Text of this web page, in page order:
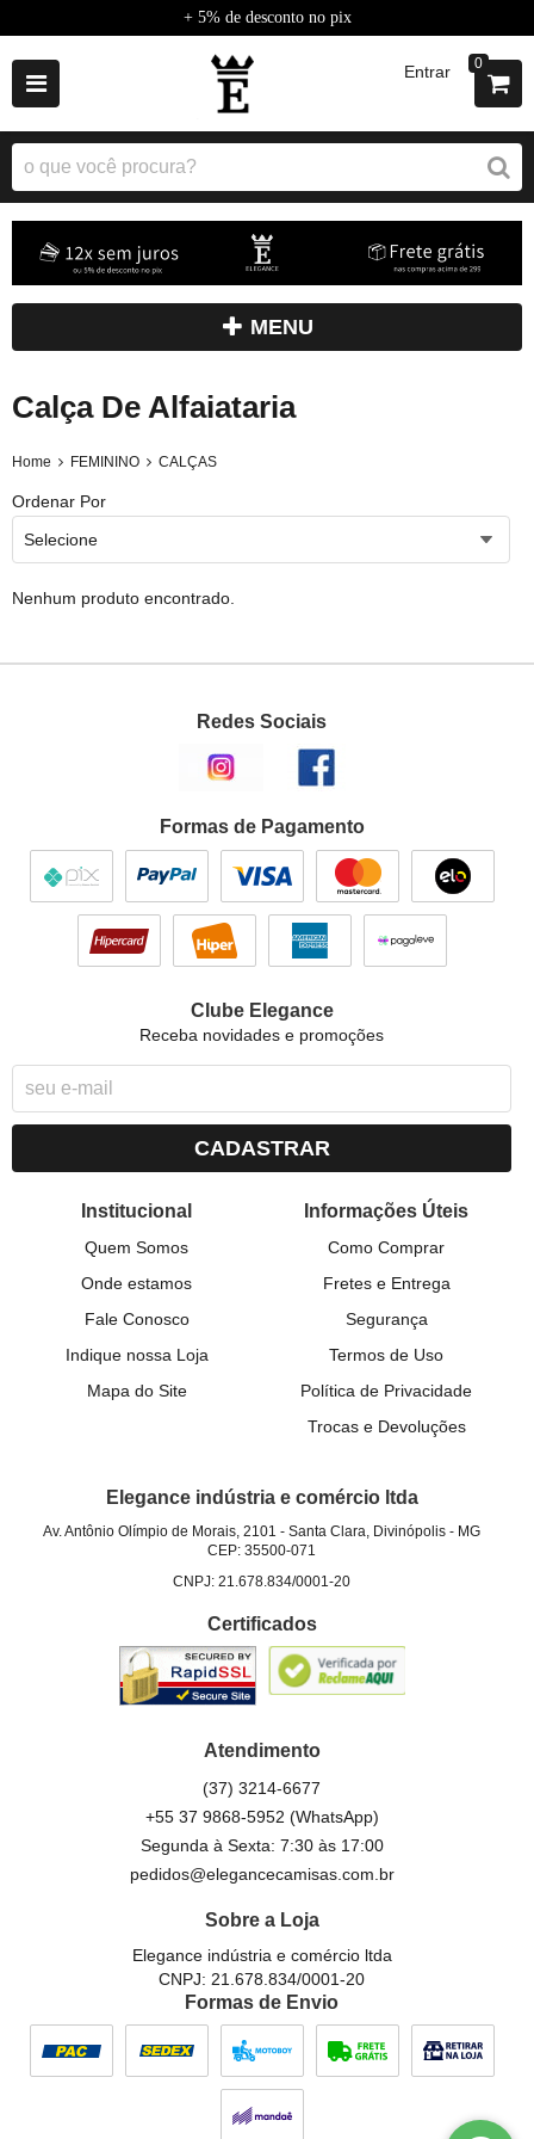
+ 5% de desconto no pix
Entrar 0
MENU
Calça De Alfaiataria
Home FEMININO CALÇAS
Ordenar Por
Selecione
Nenhum produto encontrado.
Redes Sociais
Formas de Pagamento
Clube Elegance
Receba novidades e promoções
CADASTRAR
Institucional
Quem Somos
Onde estamos
Fale Conosco
Indique nossa Loja
Mapa do Site
Informações Úteis
Como Comprar
Fretes e Entrega
Segurança
Termos de Uso
Política de Privacidade
Trocas e Devoluções
Elegance indústria e comércio ltda
Av. Antônio Olímpio de Morais, 2101 -Santa Clara, Divinópolis - MG
CEP: 35500-071
CNPJ: 21.678.834/0001-20
Certificados
Atendimento
(37) 3214-6677
+55 37 9868-5952 (WhatsApp)
Segunda à Sexta: 7:30 às 17:00
pedidos@elegancecamisas.com.br
Sobre a Loja
Elegance indústria e comércio ltda
CNPJ: 21.678.834/0001-20
Formas de Envio